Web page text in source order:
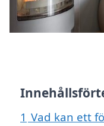
1 Vad kan ett